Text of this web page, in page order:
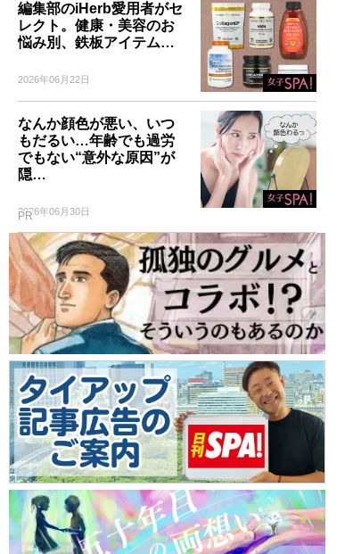
編集部のiHerb愛用者がセ
レクト。健康・美容のお
悩み別、鉄板アイテム…
2026年06月22日
なんか顔色が悪い、いつ
もだるい…年齢でも過労
でもない“意外な原因”が
隠…
2026年06月30日
PR